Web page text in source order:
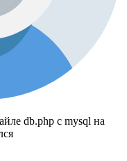
db.php c mysql на